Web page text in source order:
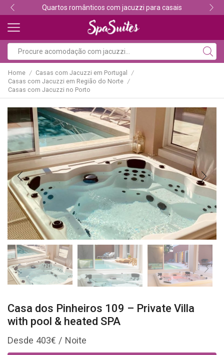
Descubra os melhores alojamentos com jacuzzi
Home / Casas com Jacuzzi em Portugal /
Casas com Jacuzzi em Região do Norte /
Casas com Jacuzzi no Porto
Casa dos Pinheiros 109 – Private Villa
with pool & heated SPA
403€